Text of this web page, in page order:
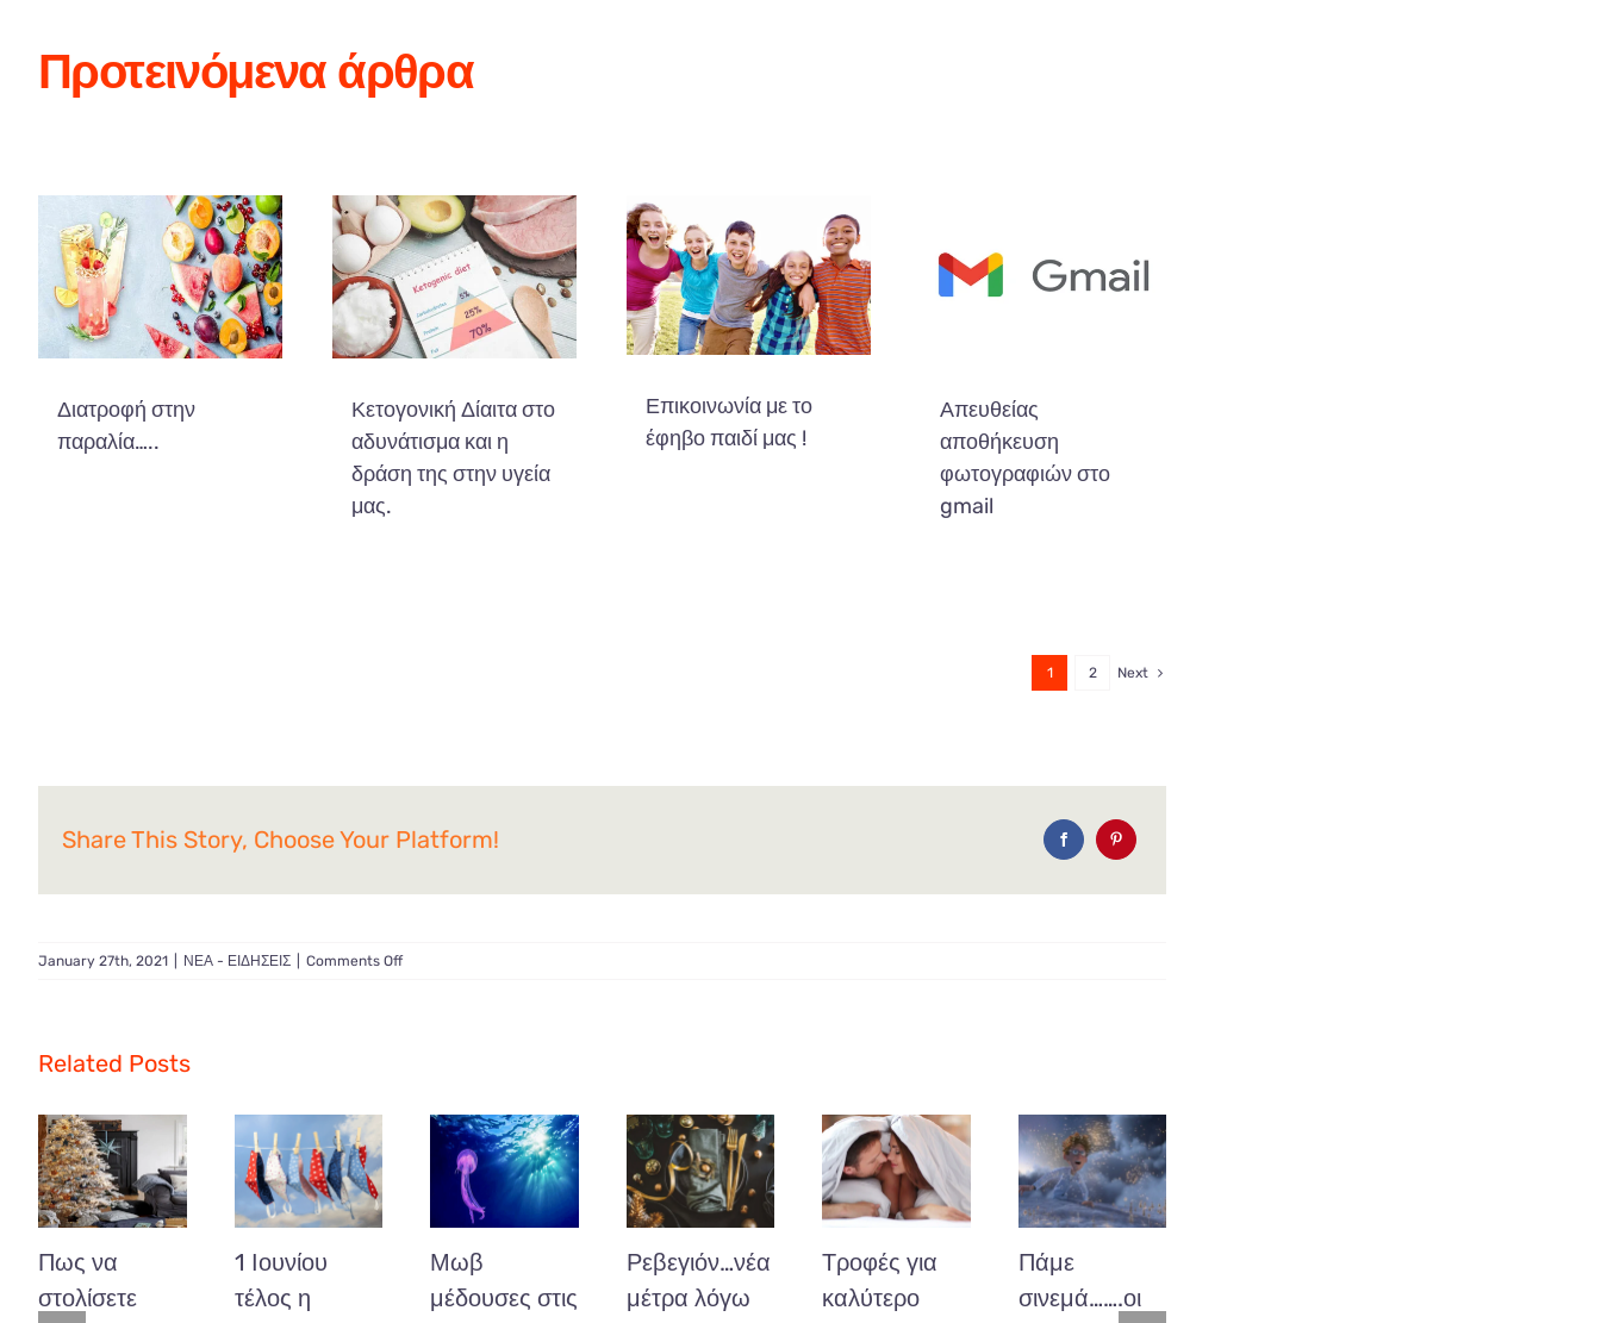
Προτεινόμενα άρθρα
Διατροφή στην
παραλία…..
Κετογονική Δίαιτα στο
αδυνάτισμα και η
δράση της στην υγεία
μας.
Επικοινωνία με το
έφηβο παιδί μας !
Απευθείας
αποθήκευση
φωτογραφιών στο
gmail
1 2 Next
Share This Story, Choose Your Platform!
January 27th, 2021 ΝΕΑ - ΕΙΔΗΣΕΙΣ Comments Offon
εργασίας
επιδότησης
Related Posts
Πως να
στολίσετε
1 Ιουνίου
τέλος η
Μωβ
μέδουσες στις
Ρεβεγιόν…νέα
μέτρα λόγω
Τροφές για
καλύτερο
Πάμε
σινεμά…….οι